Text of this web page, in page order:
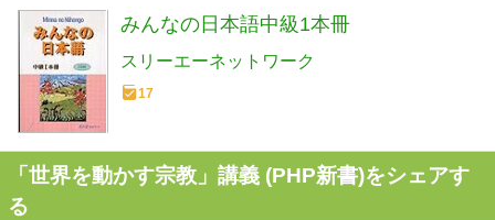
みんなの日本語中級1本冊
スリーエーネットワーク
17
「世界を動かす宗教」講義 (PHP新書)をシェアす
る